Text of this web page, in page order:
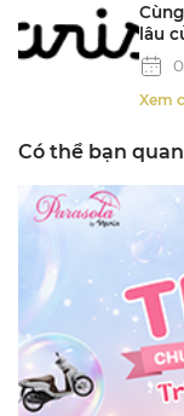
lâu
Xem
Có thể bạn